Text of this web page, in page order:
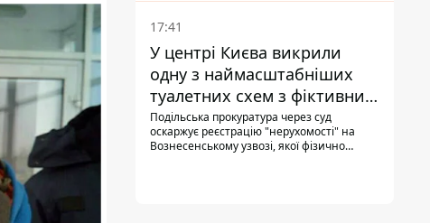
17:41
У центрі Києва викрили
одну з наймасштабніших
туалетних схем з фіктивним
будинком
Подільська прокуратура через суд
оскаржує реєстрацію "нерухомості" на
Вознесенському узвозі, якої фізично